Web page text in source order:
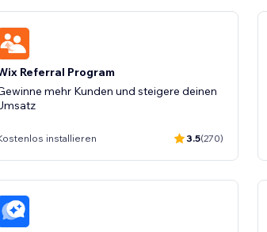
Referral Program
mehr Kunden und steigere deinen
installieren 3.5(270)